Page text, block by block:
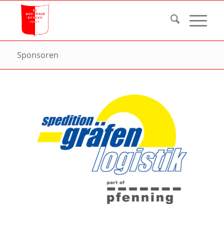
Sponsoren